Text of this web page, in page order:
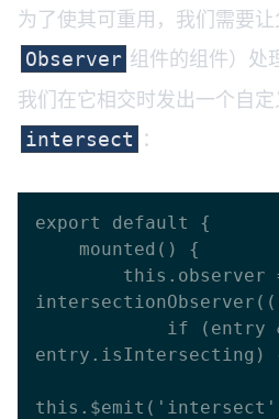
为了使其可重用，我们需要
Observer 组件的组件）处
我们在它相交时发出一个自
intersect ：
export default {
entry.isIntersecting)